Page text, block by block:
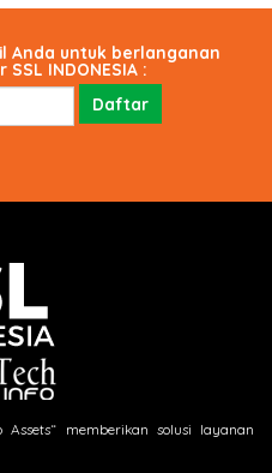
Anda untuk berlanganan
INDONESIA :
Assets“ memberikan solusi layanan